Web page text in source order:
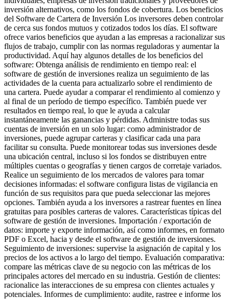
inversión alternativos, como los fondos de cobertura. Los beneficios
del Software de Cartera de Inversión Los inversores deben controlar
de cerca sus fondos mutuos y cotizados todos los días. El software
ofrece varios beneficios que ayudan a las empresas a racionalizar sus
flujos de trabajo, cumplir con las normas reguladoras y aumentar la
productividad. Aquí hay algunos detalles de los beneficios del
software: Obtenga análisis de rendimiento en tiempo real: el
software de gestión de inversiones realiza un seguimiento de las
actividades de la cuenta para actualizarlo sobre el rendimiento de
una cartera. Puede ayudar a comparar el rendimiento al comienzo y
al final de un período de tiempo específico. También puede ver
resultados en tiempo real, lo que le ayuda a calcular
instantáneamente las ganancias y pérdidas. Administre todas sus
cuentas de inversión en un solo lugar: como administrador de
inversiones, puede agrupar carteras y clasificar cada una para
facilitar su consulta. Puede monitorear todas sus inversiones desde
una ubicación central, incluso si los fondos se distribuyen entre
múltiples cuentas o geografías y tienen cargos de corretaje variados.
Realice un seguimiento de los mercados de valores para tomar
decisiones informadas: el software configura listas de vigilancia en
función de sus requisitos para que pueda seleccionar las mejores
opciones. También ayuda a los inversores a rastrear fuentes en línea
gratuitas para posibles carteras de valores. Características típicas del
software de gestión de inversiones. Importación / exportación de
datos: importe y exporte información, así como informes, en formato
PDF o Excel, hacia y desde el software de gestión de inversiones.
Seguimiento de inversiones: supervise la asignación de capital y los
precios de los activos a lo largo del tiempo. Evaluación comparativa:
compare las métricas clave de su negocio con las métricas de los
principales actores del mercado en su industria. Gestión de clientes:
racionalice las interacciones de su empresa con clientes actuales y
potenciales. Informes de cumplimiento: audite, rastree e informe los